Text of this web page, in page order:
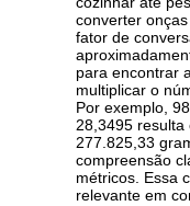
converter
fator de
para encontrar
multiplicar o
Por exemplo,
28,3495 resulta
277.825,33
compreensão
métricos. Essa
relevante em